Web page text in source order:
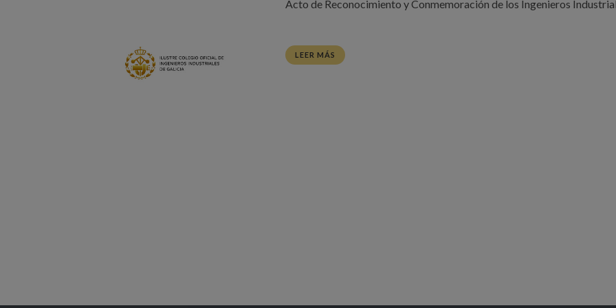
Acto de Reconocimiento y Conmemoración de los Ingenieros
LEER MÁS